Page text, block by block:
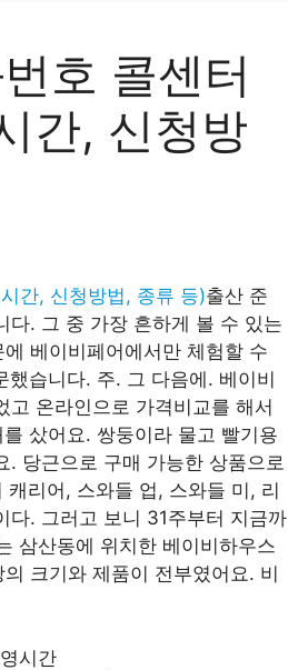
호 콜센터
간, 신청방
간, 신청방법, 종류 등)출산 준
다. 그 중 가장 흔하게 볼 수 있는
베이비페어에서만 체험할 수
습니다. 주. 그 다음에. 베이비
온라인으로 가격비교를 해서
샀어요. 쌍둥이라 물고 빨기용
. 당근으로 구매 가능한 상품으로
리어, 스와들 업, 스와들 미, 리
다. 그러고 보니 31주부터 지금까
삼산동에 위치한 베이비하우스
크기와 제품이 전부였어요. 비
시간